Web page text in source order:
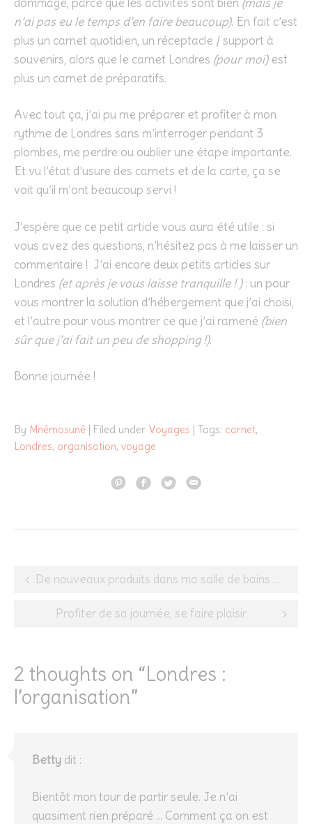
n’ai pas eu le temps d’en faire beaucoup). En fait c’est
plus un carnet quotidien, un réceptacle / support à
souvenirs, alors que le carnet Londres (pour moi)est
plus un carnet de préparatifs.
Avec tout ça, j’ai pu me préparer et profiter à mon
rythme de Londres sans m’interroger pendant 3
plombes, me perdre ou oublier une étape importante.
Et vu l’état d’usure des carnets et de la carte, ça se
voit qu’il m’ont beaucoup servi !
J’espère que ce petit article vous aura été utile : si
vous avez des questions, n’hésitez pas à me laisser un
commentaire ! J’ai encore deux petits articles sur
Londres (et après je vous laisse tranquille ! ): un pour
vous montrer la solution d’hébergement que j’ai choisi,
et l’autre pour vous montrer ce que j’ai ramené (bien
sûr que j’ai fait un peu de shopping !).
Bonne journée !
By Mnêmosunê | Filed under Voyages | Tags: carnet,
Londres, organisation, voyage
Post
navigation
De nouveaux produits dans ma salle de bains #5
Profiter de sa journée, se faire plaisir
2 thoughts on “Londres :
l’organisation”
Betty dit :
Bientôt mon tour de partir seule. Je n’ai
quasiment rien préparé … Comment ça on est